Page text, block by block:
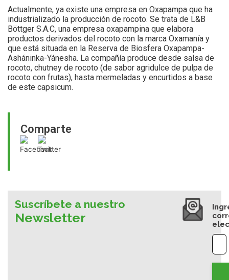
Comparte
Actualmente, ya existe una empresa en Oxapampa que ha
industrializado la producción de rocoto. Se trata de L&B
Böttger S.A.C, una empresa oxapampina que elabora
productos derivados del rocoto con la marca Oxamanía y
que está situada en la Reserva de Biosfera Oxapampa-
Asháninka-Yánesha. La compañía produce desde salsa de
rocoto, chutney de rocoto (de sabor agridulce de pulpa de
rocoto con frutas), hasta mermeladas y encurtidos a base
de este capsicum.
Suscríbete a nuestro
Newsletter